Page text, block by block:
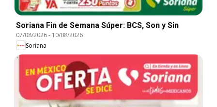
Soriana Fin de Semana Súper: BCS, Son y Sin
07/08/2026- 10/08/2026
Soriana